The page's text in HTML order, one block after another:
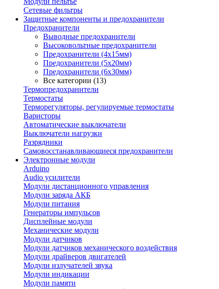
Сетевые фильтры
Защитные компоненты и предохранители
Предохранители
Выводные предохранители
Высоковольтные предохранители
Предохранители (4х15мм)
Предохранители (5х20мм)
Предохранители (6х30мм)
Все категории (13)
Термопредохранители
Термостаты
Терморегуляторы, регулируемые термостаты
Варисторы
Автоматические выключатели
Выключатели нагрузки
Разрядники
Самовосстанавливающиеся предохранители
Электронные модули
Arduino
Audio усилители
Модули дистанционного управления
Модули заряда АКБ
Модули питания
Генераторы импульсов
Дисплейные модули
Механические модули
Модули датчиков
Модули датчиков механического воздействия
Модули драйверов двигателей
Модули излучателей звука
Модули индикации
Модули памяти